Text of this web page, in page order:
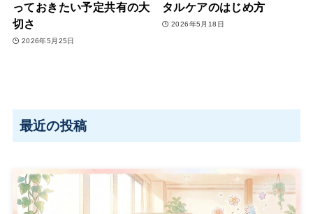
っておきたい予定共有の大
切さ
2026年5月25日
タルケアのはじめ方
2026年5月18日
最近の投稿